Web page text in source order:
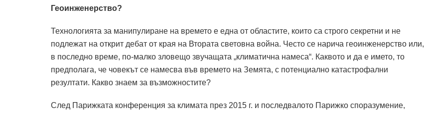
Геоинженерство?
Технологията за манипулиране на времето е една от областите, които са строго секретни и не
подлежат на открит дебат от края на Втората световна война. Често се нарича геоинженерство или,
в последно време, по-малко зловещо звучащата „климатична намеса“. Каквото и да е името, то
предполага, че човекът се намесва във времето на Земята, с потенциално катастрофални
резултати. Какво знаем за възможностите?
След Парижката конференция за климата през 2015 г. и последвалото Парижко споразумение,